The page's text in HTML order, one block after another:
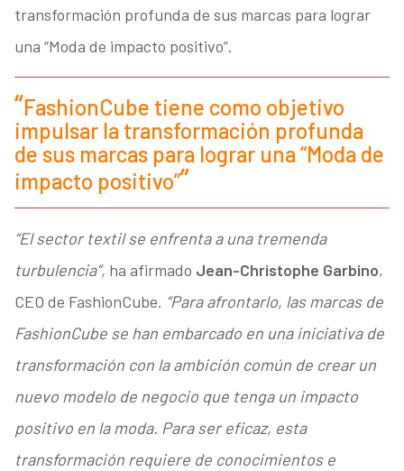
transformación profunda de sus marcas para lograr
una “Moda de impacto positivo”.
FashionCube tiene como objetivo
impulsar la transformación profunda
de sus marcas para lograr una “Moda de
impacto positivo”
“El sector textil se enfrenta a una tremenda
turbulencia”, ha afirmado Jean-Christophe Garbino,
CEO de FashionCube. “Para afrontarlo, las marcas de
FashionCube se han embarcado en una iniciativa de
transformación con la ambición común de crear un
nuevo modelo de negocio que tenga un impacto
positivo en la moda. Para ser eficaz, esta
transformación requiere de conocimientos e